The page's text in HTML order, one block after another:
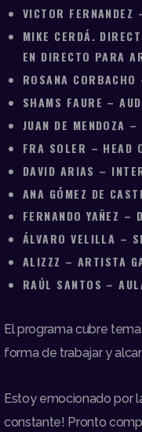
VICTOR FERNANDEZ
MIKE CERDÁ.
EN DIRECTO PARA
ROSANA
SHAMS FAURE –
JUAN DE MENDOZA
FRA SOLER – HEAD
DAVID ARIAS –
ANA GÓMEZ DE
FERNANDO YAÑEZ –
ÁLVARO VELILLA –
ALIZZZ – ARTISTA
RAÚL SANTOS –
El programa cubre
forma de trabajar y
Estoy emocionado por
constante! Pronto